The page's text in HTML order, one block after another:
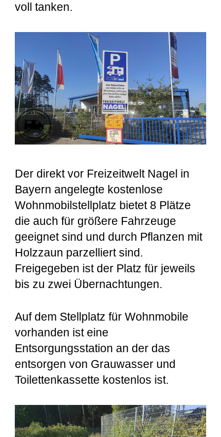
voll tanken.
Der direkt vor Freizeitwelt Nagel in
Bayern angelegte kostenlose
Wohnmobilstellplatz bietet 8 Plätze
die auch für größere Fahrzeuge
geeignet sind und durch Pflanzen mit
Holzzaun parzelliert sind.
Freigegeben ist der Platz für jeweils
bis zu zwei Übernachtungen.
Auf dem Stellplatz für Wohnmobile
vorhanden ist eine
Entsorgungsstation an der das
entsorgen von Grauwasser und
Toilettenkassette kostenlos ist.